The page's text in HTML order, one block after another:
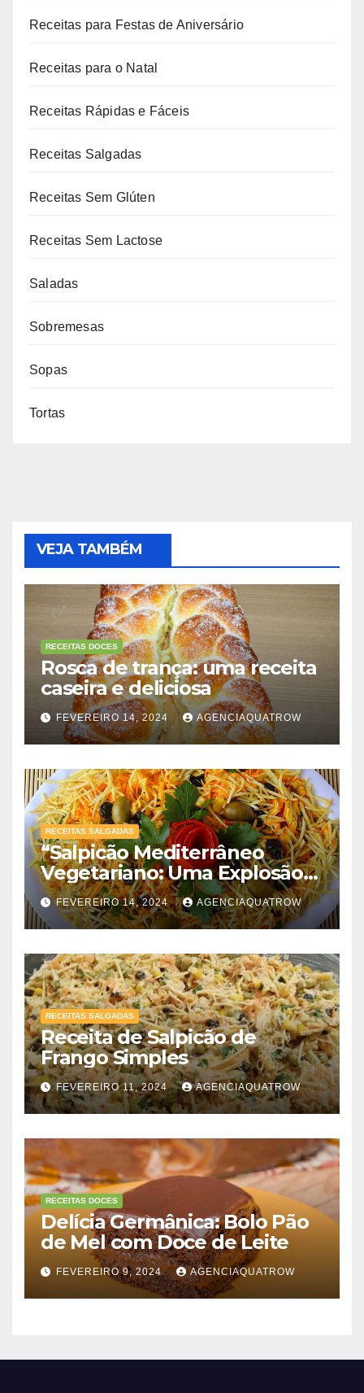
Receitas para Festas de Aniversário
Receitas para o Natal
Receitas Rápidas e Fáceis
Receitas Salgadas
Receitas Sem Glúten
Receitas Sem Lactose
Saladas
Sobremesas
Sopas
Tortas
VEJA TAMBÉM
RECEITAS DOCES
Rosca de trança: uma receita
caseira e deliciosa
FEVEREIRO 14, 2024 AGENCIAQUATROW
RECEITAS SALGADAS
“Salpicão Mediterrâneo
Vegetariano: Uma Explosão
de Sabores!”
FEVEREIRO 14, 2024 AGENCIAQUATROW
RECEITAS SALGADAS
Receita de Salpicão de
Frango Simples
FEVEREIRO 11, 2024 AGENCIAQUATROW
RECEITAS DOCES
Delícia Germânica: Bolo Pão
de Mel com Doce de Leite
FEVEREIRO 9, 2024 AGENCIAQUATROW